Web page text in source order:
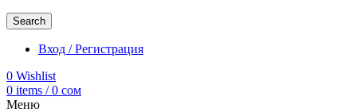
Search
Вход / Регистрация
0 Wishlist
0 items / 0 сом
Меню